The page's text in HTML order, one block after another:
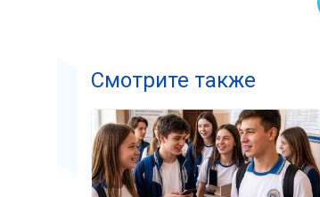
Смотрите также